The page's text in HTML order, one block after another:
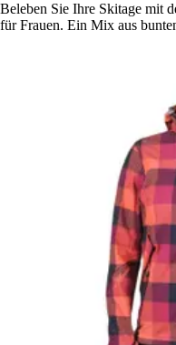
Beleben Sie Ihre Skitage mit
für Frauen. Ein Mix aus